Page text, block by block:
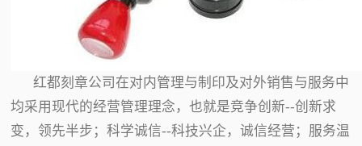
红都刻章公司在对内管理与制印及对外销售与服务中
均采用现代的经营管理理念，也就是竞争创新--创新求
变，领先半步；科学诚信--科技兴企，诚信经营；服务温